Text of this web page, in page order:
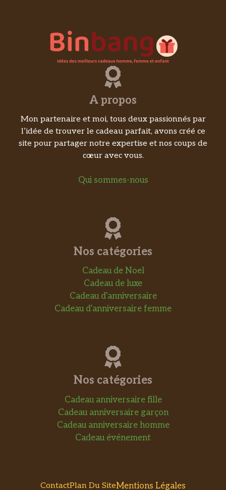
A propos
Mon partenaire et moi, tous deux passionnés par
l’idée de trouver le cadeau parfait, avons créé ce
site pour partager notre expertise et nos coups de
cœur avec vous.
Qui sommes-nous
Nos catégories
Cadeau de Noel
Cadeau de luxe
Cadeau d'anniversaire
Cadeau d'anniversaire femme
Nos catégories
Cadeau anniversaire fille
Cadeau anniversaire garçon
Cadeau anniversaire homme
Cadeau événement
ContactPlan Du SiteMentions Légales